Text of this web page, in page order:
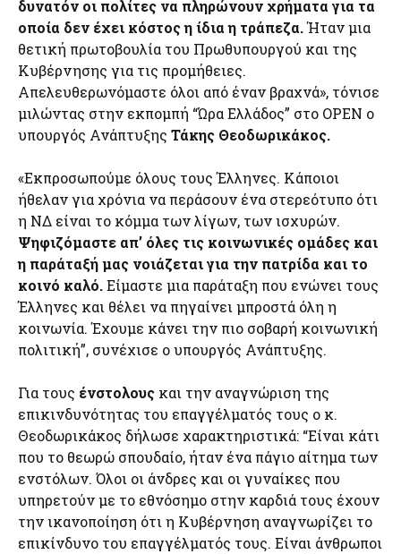
δυνατόν οι πολίτες να πληρώνουν χρήματα για τα
οποία δεν έχει κόστος η ίδια η τράπεζα.Ήταν μια
θετική πρωτοβουλία του Πρωθυπουργού και της
Κυβέρνησης για τις προμήθειες.
Απελευθερωνόμαστε όλοι από έναν βραχνά», τόνισε
μιλώντας στην εκπομπή “Ώρα Ελλάδος” στο OPEN ο
υπουργός Ανάπτυξης Τάκης Θεοδωρικάκος.
«Εκπροσωπούμε όλους τους Έλληνες. Κάποιοι
ήθελαν για χρόνια να περάσουν ένα στερεότυπο ότι
η ΝΔ είναι το κόμμα των λίγων, των ισχυρών.
Ψηφιζόμαστε απ’ όλες τις κοινωνικές ομάδες και
η παράταξή μας νοιάζεται για την πατρίδα και το
κοινό καλό.Είμαστε μια παράταξη που ενώνει τους
Έλληνες και θέλει να πηγαίνει μπροστά όλη η
κοινωνία. Έχουμε κάνει την πιο σοβαρή κοινωνική
πολιτική”, συνέχισε ο υπουργός Ανάπτυξης.
Για τους ένστολους και την αναγνώριση της
επικινδυνότητας του επαγγέλματός τους ο κ.
Θεοδωρικάκος δήλωσε χαρακτηριστικά: “Είναι κάτι
που το θεωρώ σπουδαίο, ήταν ένα πάγιο αίτημα των
ενστόλων. Όλοι οι άνδρες και οι γυναίκες που
υπηρετούν με το εθνόσημο στην καρδιά τους έχουν
την ικανοποίηση ότι η Κυβέρνηση αναγνωρίζει το
επικίνδυνο του επαγγέλματός τους. Είναι άνθρωποι